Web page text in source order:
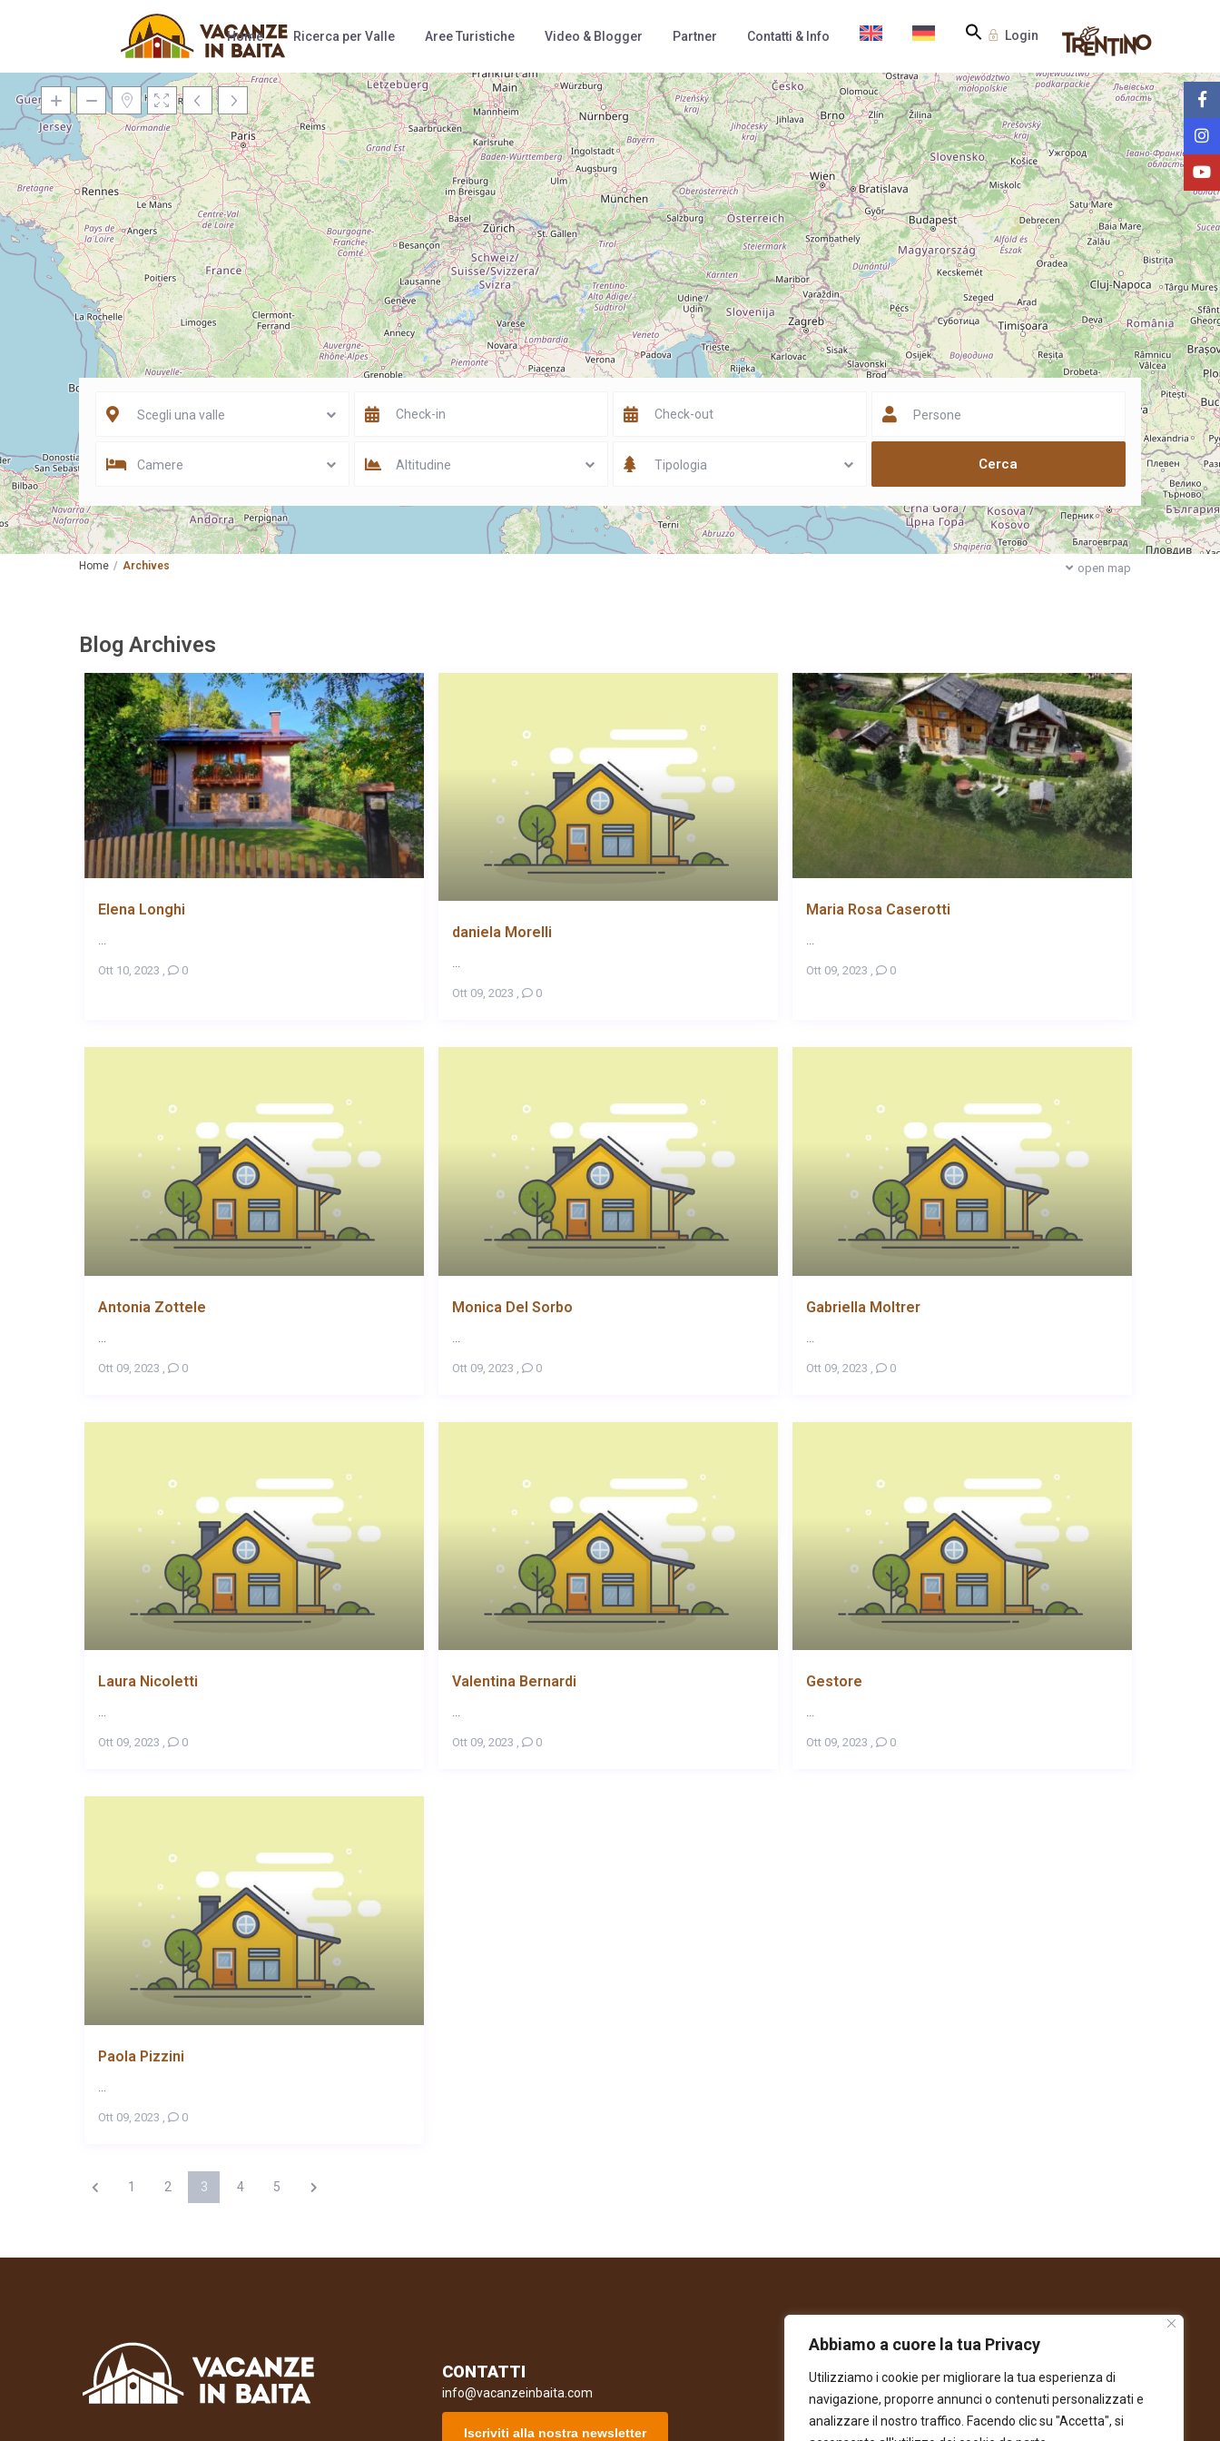
Abbiamo a cuore la tua Privacy
Utilizziamo i cookie per migliorare la tua esperienza di
navigazione, proporre annunci o contenuti personalizzati e
analizzare il nostro traffico. Facendo clic su "Accetta", si
Login
Home Ricerca per Valle Aree Turistiche Video & Blogger Partner Contatti & Info
Loading Maps
open map
Scegli una valle Persone
Camere Altitudine Tipologia
Home Archives
Blog Archives
Elena Longhi
...
Ott 10, 2023 , 0
daniela Morelli
...
Ott 09, 2023 , 0
Maria Rosa Caserotti
...
Ott 09, 2023 , 0
Antonia Zottele
Ott 09, 2023 0
Monica Del Sorbo
Ott 09, 2023 0
Gabriella Moltrer
Ott 09, 2023 0
Laura Nicoletti
...
Ott 09, 2023 , 0
Valentina Bernardi
...
Ott 09, 2023 , 0
Gestore
...
Ott 09, 2023 , 0
Paola Pizzini
Ott 09, 2023 0
1 2 3 4 5
CONTATTI
info@vacanzeinbaita.com
Iscriviti alla nostra newsletter
Realizzato con il sostegno di: